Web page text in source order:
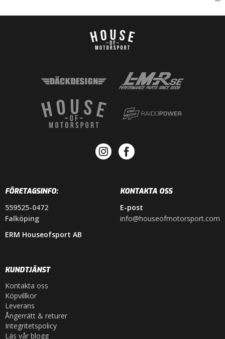
FÖRETAGSINFO:
559525-0472
Falköping
ERM Houseofsport AB
KONTAKTA OSS
E-post
info@houseofmotorsport.com
KUNDTJÄNST
Kontakta oss
Köpvillkor
Leverans
Ångerrätt & returer
Integritetspolicy
Läs vår blogg